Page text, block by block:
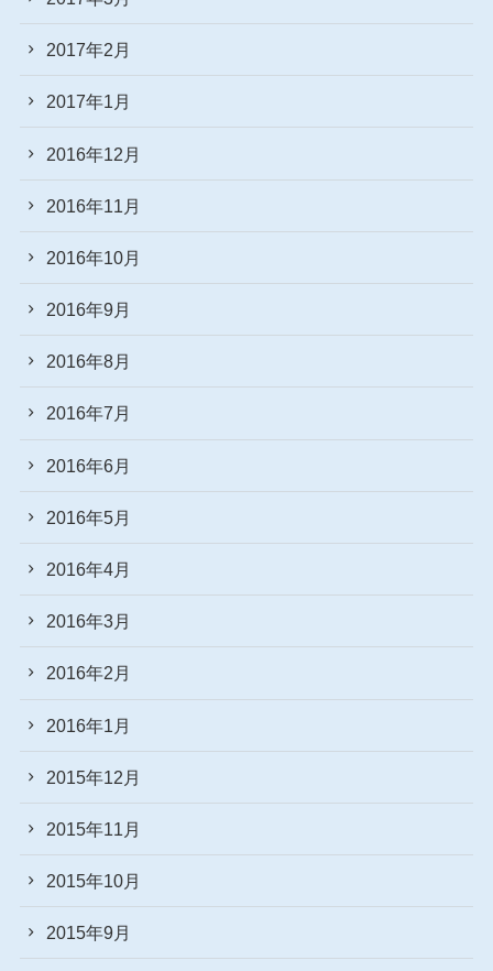
2017年2月
2017年1月
2016年12月
2016年11月
2016年10月
2016年9月
2016年8月
2016年7月
2016年6月
2016年5月
2016年4月
2016年3月
2016年2月
2016年1月
2015年12月
2015年11月
2015年10月
2015年9月